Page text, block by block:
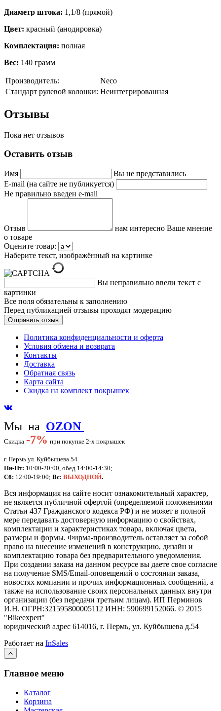
Диаметр штока: 1,1/8 (прямой)
Цвет: красный (анодировка)
Комплектация: полная
Вес: 140 грамм
Производитель:
Neco
Стандарт рулевой колонки: Неинтегрированная
Отзывы
Пока нет отзывов
Оставить отзыв
Имя
Вы не представились
E-mail (на сайте не публикуется)
Не правильно введен e-mail
Отзыв
нам интересно Ваше мнение
о товаре
Оцените товар:
Наберите текст, изображённый на картинке
Вы неправильно ввели текст с
картинки
Все поля обязательны к заполнению
Перед публикацией отзывы проходят модерацию
Политика конфиденциальности и оферта
Условия обмена и возврата
Контакты
Доставка
Обратная связь
Карта сайта
Скидка на комплект покрышек
Мы на OZON
Скидка -7% при покупке 2-х покрышек
г. Пермь ул. Куйбышева 54.
Пн-Пт: 10:00-20:00, обед 14:00-14:30;
Сб: 12:00-19:00; Вс: ВЫХОДНОЙ.
Вся информация на сайте носит ознакомительный характер,
не является публичной офертой (определяемой положениями
Статьи 437 Гражданского кодекса РФ) и не может в полной
мере передавать достоверную информацию о свойствах,
комплектации и характеристиках товара, включая цвета,
размеры и формы. Фирма-производитель оставляет за собой
право на внесение изменений в конструкцию, дизайн и
комплектацию товара без предварительного уведомления.
При создании заказа на данном ресурсе вы даете свое согласие
на получение SMS/Email-оповещений о состоянии заказа,
новостях компании и прочих информационных сообщений, а
также на использование своих персональных данных внутри
организации (без передачи третьим лицам). ИП Перминов
И.Н. ОГРН:321595800005112 ИНН: 590699152066. © 2015
"Bikeexpert"
юридический адрес 614016, г. Пермь, ул. Куйбышева д.54
Работает на InSales
Главное меню
Каталог
Корзина